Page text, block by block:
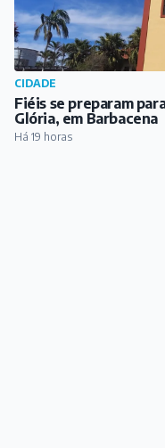
CIDADE
Fiéis se preparam
Glória, em Barbacena
Há 19 horas